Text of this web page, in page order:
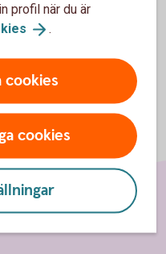
profil när du är
.
cookies
cookies